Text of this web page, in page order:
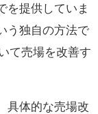
を提供していま
う独自の方法で
て売場を改善す
具体的な売場改